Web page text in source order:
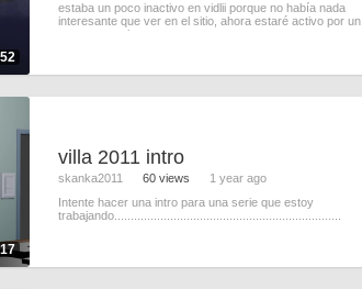
estaba un poco inactivo en vidlii porque no había nada
interesante que ver en el sitio, ahora estaré activo por un
momento, solo
villa 2011 intro
skanka2011 60 views
1 year ago
Intente hacer una intro para una serie que estoy
trabajando.....................................................................